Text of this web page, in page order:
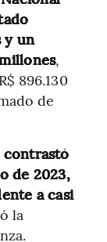
y un
,
896.130
de
contrastó
de 2023,
a casi
la